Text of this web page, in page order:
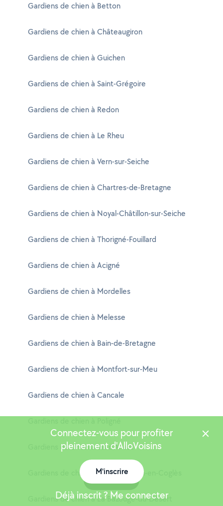
Gardiens de chien à Betton
Gardiens de chien à Châteaugiron
Gardiens de chien à Guichen
Gardiens de chien à Saint-Grégoire
Gardiens de chien à Redon
Gardiens de chien à Le Rheu
Gardiens de chien à Vern-sur-Seiche
Gardiens de chien à Chartres-de-Bretagne
Gardiens de chien à Noyal-Châtillon-sur-Seiche
Gardiens de chien à Thorigné-Fouillard
Gardiens de chien à Acigné
Gardiens de chien à Mordelles
Gardiens de chien à Melesse
Gardiens de chien à Bain-de-Bretagne
Gardiens de chien à Montfort-sur-Meu
Gardiens de chien à Cancale
Gardiens de chien à Val d'Anast
Gardiens de chien à Saint-Germain-en-Coglès
Gardiens de chien à La Bazouge-du-Désert
Connectez-vous pour profiter
pleinement d'AlloVoisins
M'inscrire
Déjà inscrit ? Me connecter